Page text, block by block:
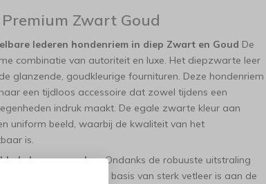
Zwart Goud
lederen hondenriem in diep Zwart en Goud De
combinatie van autoriteit en luxe. Het diepzwarte leer
glanzende, goudkleurige fournituren. Deze hondenriem
een tijdloos accessoire dat zowel tijdens een
indruk maakt. De egale zwarte kleur aan
uniform beeld, waarbij de kwaliteit van het
is.
laag nappaleerOndanks de robuuste uitstraling
zachte ervaring. De basis van sterk vetleer is aan de